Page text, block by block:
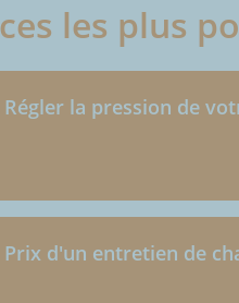
les plus
Régler la pression de
Prix d'un entretien de